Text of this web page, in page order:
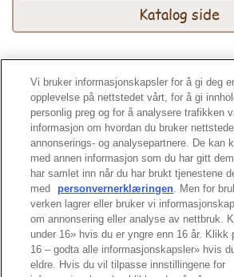
Katalog side
Katalog
Vi bruker informasjonskapsler for å gi deg
opplevelse på nettstedet vårt, for å gi
personlig preg og for å analysere trafikken
informasjon om hvordan du bruker
annonserings- og analysepartnere. De kan
med annen informasjon som du har gitt
har samlet inn når du har brukt tjenestene
med
personvernerklæringen. Men for
verken lagrer eller bruker vi
om annonsering eller analyse av nettbruk.
under 16» hvis du er yngre enn 16 år. Klikk
16 – godta alle informasjonskapsler» hvis
eldre. Hvis du vil tilpasse innstillingene for